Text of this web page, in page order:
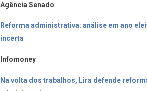
Agência Senado
Reforma administrativa: análise em ano
incerta
Infomoney
Na volta dos trabalhos, Lira defende